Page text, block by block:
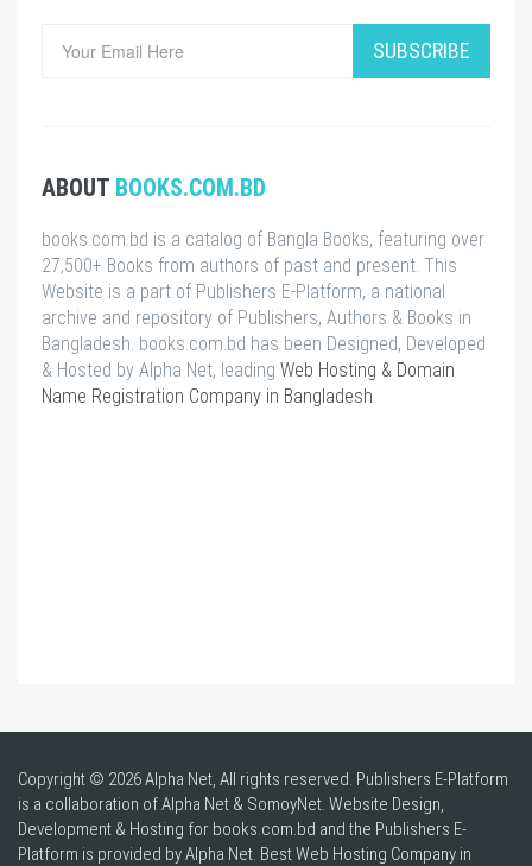
SUBSCRIBE
ABOUT BOOKS.COM.BD
books.com.bd is a catalog of Bangla Books, featuring over
27,500+ Books from authors of past and present. This
Website is a part of Publishers E-Platform, a national
archive and repository of Publishers, Authors & Books in
Bangladesh. books.com.bd has been Designed, Developed
& Hosted by Alpha Net, leading Web Hosting & Domain
Name Registration Company in Bangladesh
Copyright © 2026 Alpha Net, All rights reserved. Publishers E-Platform
is a collaboration of Alpha Net & SomoyNet. Website Design,
Development & Hosting for books.com.bd and the Publishers E-
Platform is provided by Alpha Net. BestWeb Hosting Company in